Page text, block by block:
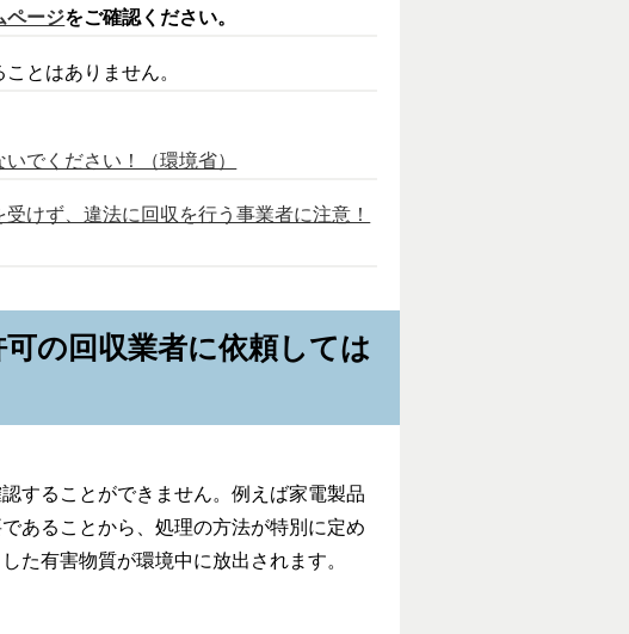
ページをご確認ください。
とはありません。
でください！（環境省）
けず、違法に回収を行う事業者に注意！
の回収業者に依頼しては
することができません。例えば家電製品
あることから、処理の方法が特別に定め
た有害物質が環境中に放出されます。